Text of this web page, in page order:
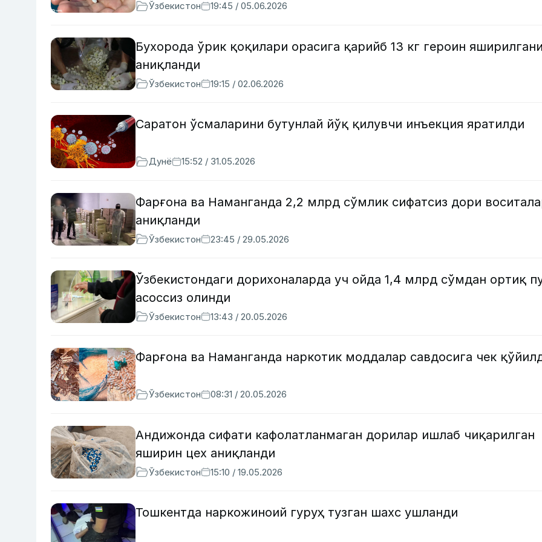
Ўзбекистон 19:45 / 05.06.2026
Бухорода ўрик қоқилари орасига қарийб 13 кг героин яширилгани
аниқланди
Ўзбекистон 19:15 / 02.06.2026
Саратон ўсмаларини бутунлай йўқ қилувчи инъекция яратилди
Дунё 15:52 / 31.05.2026
Фарғона ва Наманганда 2,2 млрд сўмлик сифатсиз дори
аниқланди
Ўзбекистон 23:45 / 29.05.2026
Ўзбекистондаги дорихоналарда уч ойда 1,4 млрд сўмдан ортиқ
асоссиз олинди
Ўзбекистон 13:43 / 20.05.2026
Фарғона ва Наманганда наркотик моддалар савдосига чек
Ўзбекистон 08:31 / 20.05.2026
Андижонда сифати кафолатланмаган дорилар ишлаб чиқарилган
яширин цех аниқланди
Ўзбекистон 15:10 / 19.05.2026
Тошкентда наркожиноий гуруҳ тузган шахс ушланди